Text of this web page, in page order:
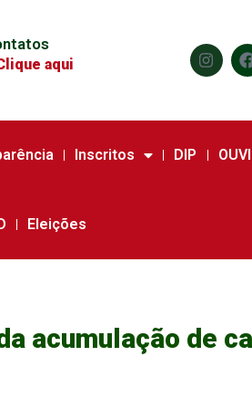
aqui
Inscritos DIP
Eleições
acumulação de